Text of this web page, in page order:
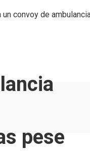
convoy de
pese